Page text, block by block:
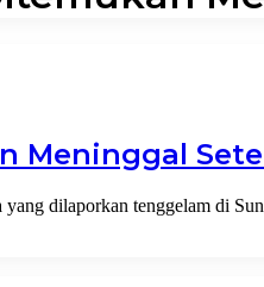
Meninggal
dilaporkan tenggelam di